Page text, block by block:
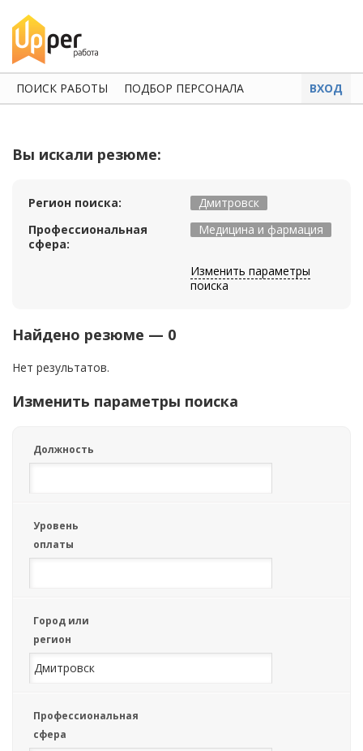
ПОИСК РАБОТЫ ПОДБОР ПЕРСОНАЛА ВХОД
Вы искали резюме:
Регион поиска:
Дмитровск
Профессиональная
сфера:
Медицина и фармация
Изменить параметры
поиска
Найдено резюме — 0
Нет результатов.
Изменить параметры поиска
Должность
Уровень
оплаты
Город или
регион
Профессиональная
сфера